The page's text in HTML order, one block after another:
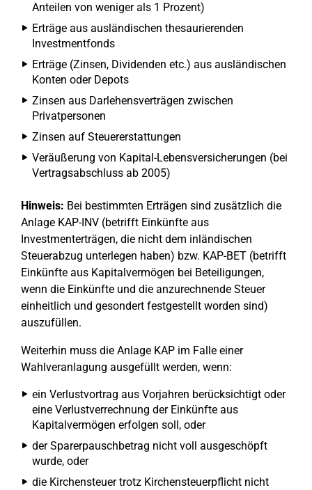
Anteilen von weniger als 1 Prozent)
Erträge aus ausländischen thesaurierenden
Investmentfonds
Erträge (Zinsen, Dividenden etc.) aus ausländischen
Konten oder Depots
Zinsen aus Darlehensverträgen zwischen
Privatpersonen
Zinsen auf Steuererstattungen
Veräußerung von Kapital-Lebensversicherungen (bei
Vertragsabschluss ab 2005)
Hinweis: Bei bestimmten Erträgen sind zusätzlich die
Anlage KAP-INV (betrifft Einkünfte aus
Investmenterträgen, die nicht dem inländischen
Steuerabzug unterlegen haben) bzw. KAP-BET (betrifft
Einkünfte aus Kapitalvermögen bei Beteiligungen,
wenn die Einkünfte und die anzurechnende Steuer
einheitlich und gesondert festgestellt worden sind)
auszufüllen.
Weiterhin muss die Anlage KAP im Falle einer
Wahlveranlagung ausgefüllt werden, wenn:
ein Verlustvortrag aus Vorjahren berücksichtigt oder
eine Verlustverrechnung der Einkünfte aus
Kapitalvermögen erfolgen soll, oder
der Sparerpauschbetrag nicht voll ausgeschöpft
wurde, oder
die Kirchensteuer trotz Kirchensteuerpflicht nicht